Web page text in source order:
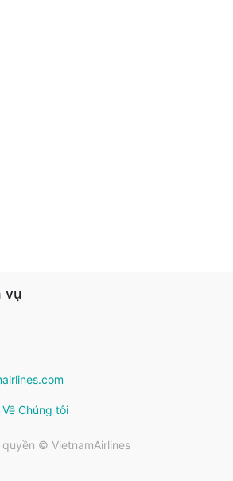
vụ
Về Chúng tôi
quyền © VietnamAirlines